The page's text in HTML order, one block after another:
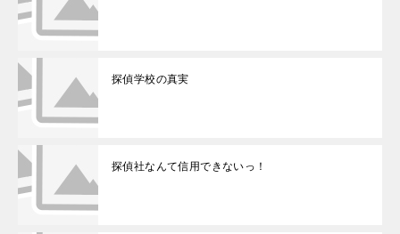
探偵学校の真実
探偵社なんて信用できないっ！